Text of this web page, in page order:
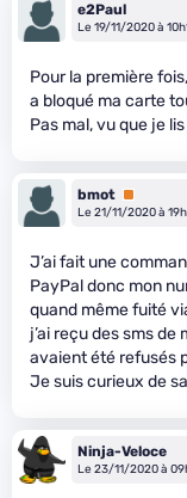
e2Paul
Le 19/11/2020 à
Pour la première
a bloqué ma carte
Pas mal, vu que je
bmot Premium
Le 21/11/2020 à
J’ai fait une
PayPal donc mon
quand même fuité
j’ai reçu des sms de
avaient été refusés
Je suis curieux de
Ninja-Veloce
Le 23/11/2020 à